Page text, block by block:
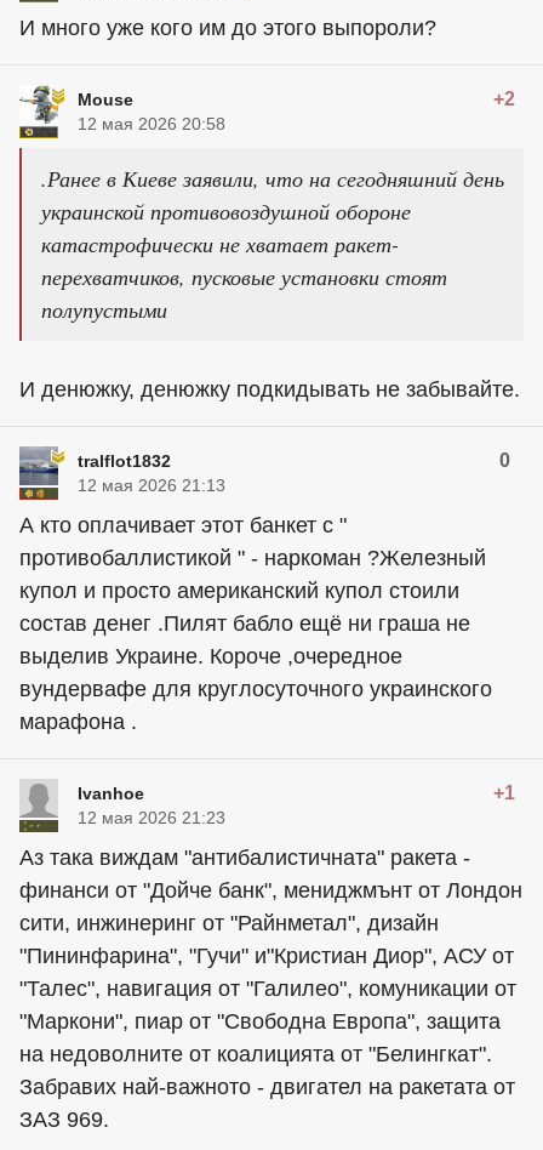
И много уже кого им до этого выпороли?
Mouse +2
12 мая 2026 20:58
.Ранее в Киеве заявили, что на сегодняшний день
украинской противовоздушной обороне
катастрофически не хватает ракет-
перехватчиков, пусковые установки стоят
полупустыми
И денюжку, денюжку подкидывать не забывайте.
tralflot1832 0
12 мая 2026 21:13
А кто оплачивает этот банкет с "
противобаллистикой " - наркоман ?Железный
купол и просто американский купол стоили
состав денег .Пилят бабло ещё ни граша не
выделив Украине. Короче ,очередное
вундервафе для круглосуточного украинского
марафона .
Ivanhoe +1
12 мая 2026 21:23
Аз така виждам "антибалистичната" ракета -
финанси от "Дойче банк", мениджмънт от Лондон
сити, инжинеринг от "Райнметал", дизайн
"Пининфарина", "Гучи" и"Кристиан Диор", АСУ от
"Талес", навигация от "Галилео", комуникации от
"Маркони", пиар от "Свободна Европа", защита
на недоволните от коалицията от "Белингкат".
Забравих най-важното - двигател на ракетата от
ЗАЗ 969.